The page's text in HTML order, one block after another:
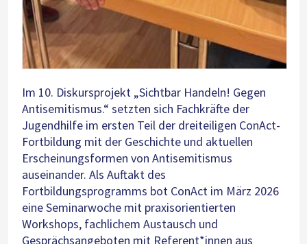
Im 10. Diskursprojekt „Sichtbar Handeln! Gegen
Antisemitismus.“ setzten sich Fachkräfte der
Jugendhilfe im ersten Teil der dreiteiligen ConAct-
Fortbildung mit der Geschichte und aktuellen
Erscheinungsformen von Antisemitismus
auseinander. Als Auftakt des
Fortbildungsprogramms bot ConAct im März 2026
eine Seminarwoche mit praxisorientierten
Workshops, fachlichem Austausch und
Gesprächsangeboten mit Referent*innen aus